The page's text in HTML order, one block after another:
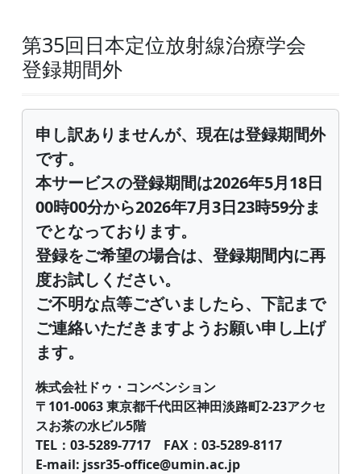
第35回日本定位放射線治療学会
登録期間外
申し訳ありませんが、現在は登録期間外
です。
本サービスの登録期間は2026年5月18日
00時00分から2026年7月3日23時59分ま
でとなっております。
登録をご希望の場合は、登録期間内に再
度お試しください。
ご不明な点等ございましたら、下記まで
ご連絡いただきますようお願い申し上げ
ます。
株式会社ドゥ・コンベンション
〒101-0063 東京都千代田区神田淡路町2-23アクセ
スお茶の水ビル5階
TEL：03-5289-7717 FAX：03-5289-8117
E-mail: jssr35-office@umin.ac.jp